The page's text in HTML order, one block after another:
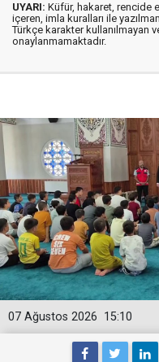
UYARI: Küfür, hakaret, rencide
içeren, imla kuralları ile
Türkçe karakter kullanılmayan
onaylanmamaktadır.
15:10
07 Ağustos 2026